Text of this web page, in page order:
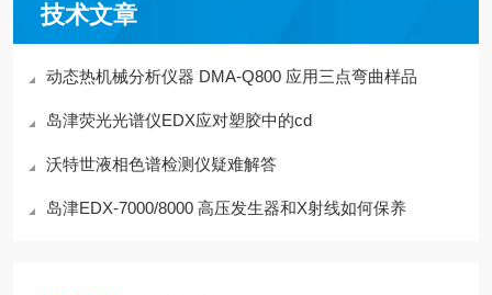
技术文章
动态热机械分析仪器 DMA-Q800 应用三点弯曲样品
岛津荧光光谱仪EDX应对塑胶中的cd
沃特世液相色谱检测仪疑难解答
岛津EDX-7000/8000 高压发生器和X射线如何保养